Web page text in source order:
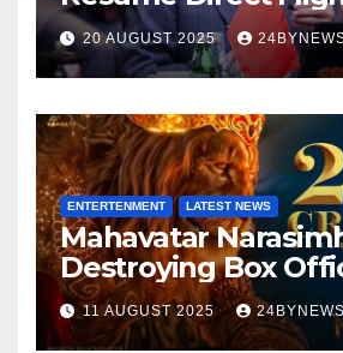
four years, Boost
Ties
20 AUGUST 2025
ENTERTENMENT LATEST NEWS
Mahavatar
Destroying Box
collections 300cr
11 AUGUST 2025